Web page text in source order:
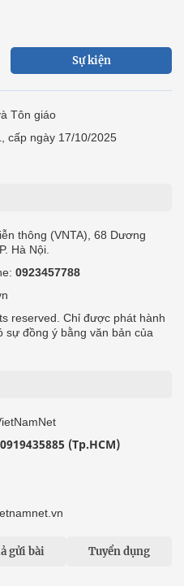
Sự kiện
Tôn giáo
cấp ngày 17/10/2025
thông (VNTA), 68 Dương
Hà Nội.
0923457788
reserved. Chỉ được phát hành
sự đồng ý bằng văn bản của
0919435885 (Tp.HCM)
gửi bài Tuyển dụng